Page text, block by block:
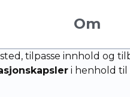
Om
tilpasse innhold og
i henhold